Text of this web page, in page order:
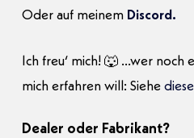
Oder auf meinem Discord.
Ich freu‘ mich! 🐺 …wer noch
mich erfahren will: Siehe
Dealer oder Fabrikant?